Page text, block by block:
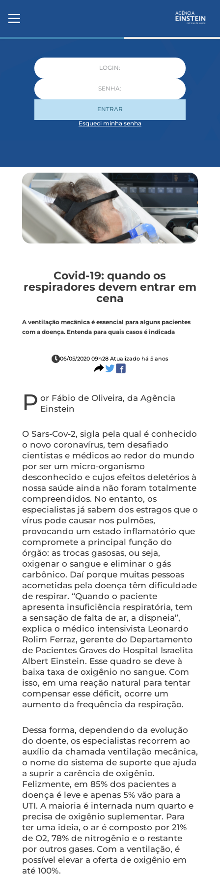
ENTRAR
Esqueci minha senha
Covid-19: quando os
respiradores devem entrar em
cena
A ventilação mecânica é essencial para alguns pacientes
com a doença. Entenda para quais casos é indicada
06/05/2020 09h28 Atualizado há 5 anos
P or Fábio de Oliveira, da Agência
Einstein
O Sars-Cov-2, sigla pela qual é conhecido
o novo coronavírus, tem desafiado
cientistas e médicos ao redor do mundo
por ser um micro-organismo
desconhecido e cujos efeitos deletérios à
nossa saúde ainda não foram totalmente
compreendidos. No entanto, os
especialistas já sabem dos estragos que o
vírus pode causar nos pulmões,
provocando um estado inflamatório que
compromete a principal função do
órgão: as trocas gasosas, ou seja,
oxigenar o sangue e eliminar o gás
carbônico. Daí porque muitas pessoas
acometidas pela doença têm dificuldade
de respirar. “Quando o paciente
apresenta insuficiência respiratória, tem
a sensação de falta de ar, a dispneia”,
explica o médico intensivista Leonardo
Rolim Ferraz, gerente do Departamento
de Pacientes Graves do Hospital Israelita
Albert Einstein. Esse quadro se deve à
baixa taxa de oxigênio no sangue. Com
isso, em uma reação natural para tentar
compensar esse déficit, ocorre um
aumento da frequência da respiração.
Dessa forma, dependendo da evolução
do doente, os especialistas recorrem ao
auxílio da chamada ventilação mecânica,
o nome do sistema de suporte que ajuda
a suprir a carência de oxigênio.
Felizmente, em 85% dos pacientes a
doença é leve e apenas 5% vão para a
UTI. A maioria é internada num quarto e
precisa de oxigênio suplementar. Para
ter uma ideia, o ar é composto por 21%
de O2, 78% de nitrogênio e o restante
por outros gases. Com a ventilação, é
possível elevar a oferta de oxigênio em
até 100%.